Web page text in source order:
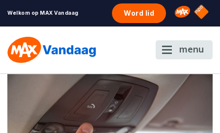
Welkom op MAX Vandaag Word lid Omroep
NPO
menu